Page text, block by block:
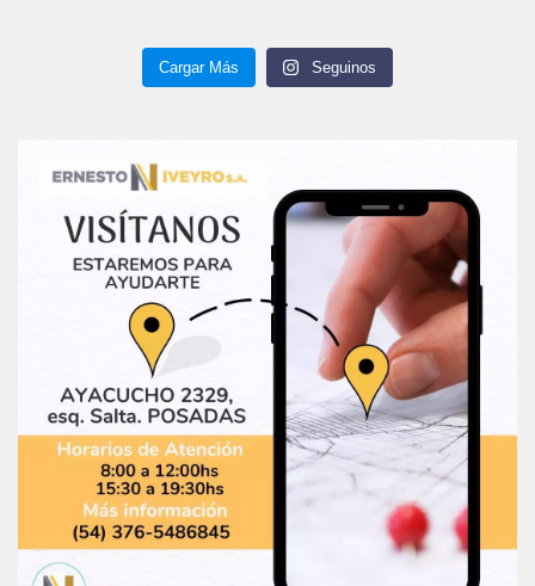
Cargar Más Seguinos